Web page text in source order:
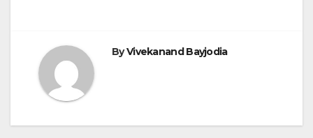
ByVivekanand Bayjodia